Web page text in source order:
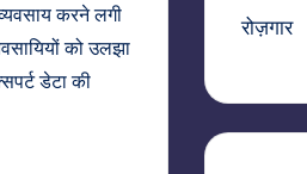
करने लगी
को उलझा
डेटा की
रोज़गार